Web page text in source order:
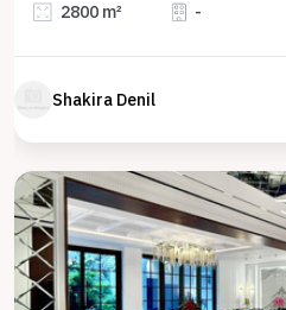
2800 m² -
Shakira Denil